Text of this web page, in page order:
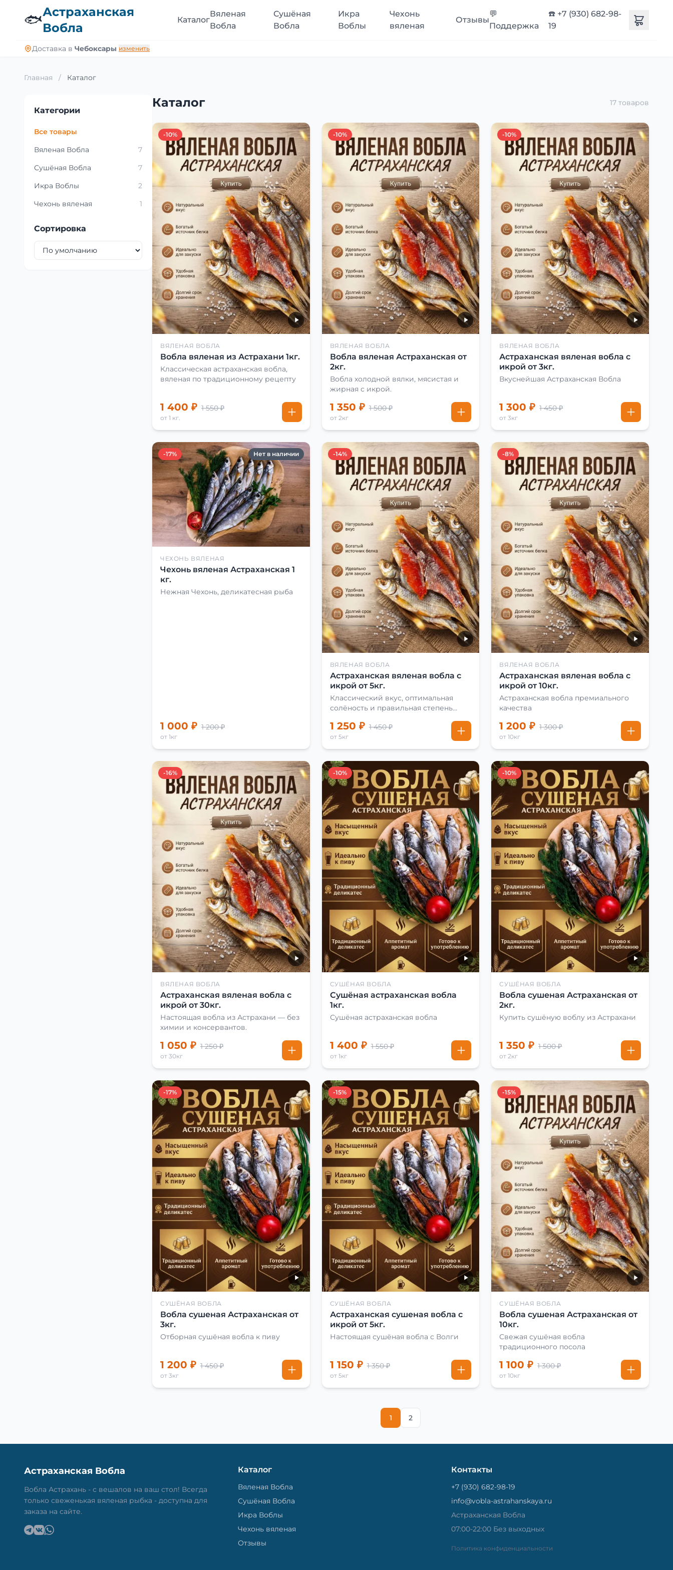
🐟Астраханская
Вобла
Каталог
Вяленая
Вобла
Сушёная
Вобла
Икра
Воблы
Чехонь
вяленая
Отзывы
💬
Поддержка
☎️ +7 (930) 682-98-
19
Доставка в Чебоксары изменить
Главная / Каталог
Категории
Все товары
Вяленая Вобла
7
Сушёная Вобла
7
Икра Воблы
2
Чехонь вяленая
1
Сортировка
Каталог 17 товаров
-10%
ВЯЛЕНАЯ ВОБЛА
Вобла вяленая из Астрахани 1кг.
Классическая астраханская вобла,
вяленая по традиционному рецепту
1 400 ₽ 1 550 ₽
от 1 кг.
-10%
ВЯЛЕНАЯ ВОБЛА
Вобла вяленая Астраханская от
2кг.
Вобла холодной вялки, мясистая и
жирная с икрой.
1 350 ₽ 1 500 ₽
от 2кг
-10%
ВЯЛЕНАЯ ВОБЛА
Астраханская вяленая вобла с
икрой от 3кг.
Вкуснейшая Астраханская Вобла
1 300 ₽ 1 450 ₽
от 3кг
-17% Нет в наличии
ЧЕХОНЬ ВЯЛЕНАЯ
Чехонь вяленая Астраханская 1
кг.
Нежная Чехонь, деликатесная рыба
1 000 ₽ 1 200 ₽
от 1кг
-14%
ВЯЛЕНАЯ ВОБЛА
Астраханская вяленая вобла с
икрой от 5кг.
Классический вкус, оптимальная
солёность и правильная степень
1 250 ₽ 1 450 ₽
от 5кг
-8%
ВЯЛЕНАЯ ВОБЛА
Астраханская вяленая вобла с
икрой от 10кг.
Астраханская вобла премиального
качества
1 200 ₽ 1 300 ₽
от 10кг
-16%
ВЯЛЕНАЯ ВОБЛА
Астраханская вяленая вобла с
икрой от 30кг.
Настоящая вобла из Астрахани — без
химии и консервантов.
1 050 ₽ 1 250 ₽
от 30кг
-10%
СУШЁНАЯ ВОБЛА
Сушёная астраханская вобла
1кг.
Сушёная астраханская вобла
1 400 ₽ 1 550 ₽
от 1кг
-10%
СУШЁНАЯ ВОБЛА
Вобла сушеная Астраханская от
2кг.
Купить сушёную воблу из Астрахани
1 350 ₽ 1 500 ₽
от 2кг
-17%
СУШЁНАЯ ВОБЛА
Вобла сушеная Астраханская от
3кг.
Отборная сушёная вобла к пиву
1 200 ₽ 1 450 ₽
от 3кг
-15%
СУШЁНАЯ ВОБЛА
Астраханская сушеная вобла с
икрой от 5кг.
Настоящая сушёная вобла с Волги
1 150 ₽ 1 350 ₽
от 5кг
-15%
СУШЁНАЯ ВОБЛА
Вобла сушеная Астраханская от
10кг.
Свежая сушёная вобла
традиционного посола
1 100 ₽ 1 300 ₽
от 10кг
1 2
Астраханская Вобла
Вобла Астрахань - с вешалов на ваш стол! Всегда
только свеженькая вяленая рыбка - доступна для
заказа на сайте.
Каталог
Вяленая Вобла
Сушёная Вобла
Икра Воблы
Чехонь вяленая
Отзывы
Контакты
+7 (930) 682-98-19
info@vobla-astrahanskaya.ru
Астраханская Вобла
07:00-22:00 Без выходных
Политика конфиденциальности